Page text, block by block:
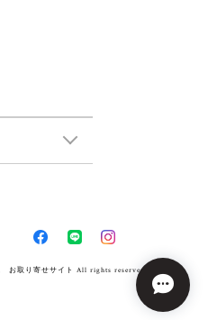
お取り寄せサイト All rights reserved.